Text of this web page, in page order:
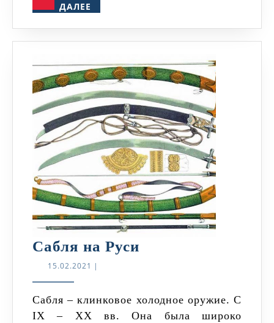
ДАЛЕЕ
Сабля на Руси
15.02.2021 15.02.2021
|
Сабля – клинковое холодное оружие. С
IX – XX вв. Она была широко